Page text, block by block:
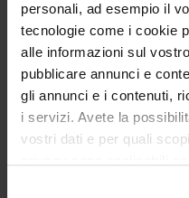
personali, ad esempio il
tecnologie come i cookie
alle informazioni sul
pubblicare annunci e
gli annunci e i contenuti,
i servizi. Avete la
vostri dati e per quali
RESEARCH INTERESTS
PROJECTS
LABORATORIES AND